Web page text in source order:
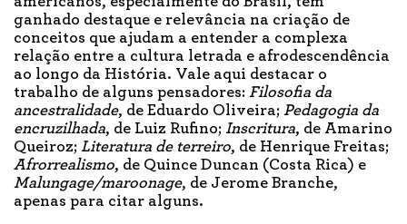
ganhado destaque e relevância na criação de
conceitos que ajudam a entender a complexa
relação entre a cultura letrada e afrodescendência
ao longo da História. Vale aqui destacar o
trabalho de alguns pensadores: Filosofia da
ancestralidade, de Eduardo Oliveira; Pedagogia da
encruzilhada, de Luiz Rufino; Inscritura, de Amarino
Queiroz; Literatura de terreiro, de Henrique Freitas;
Afrorrealismo, de Quince Duncan (Costa Rica) e
Malungage/maroonage, de Jerome Branche,
apenas para citar alguns.